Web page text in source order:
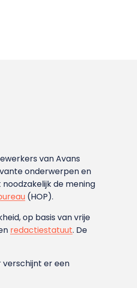
van Avans
onderwerpen en
de mening
(HOP).
op basis van vrije
redactiestatuut. De
verschijnt er een